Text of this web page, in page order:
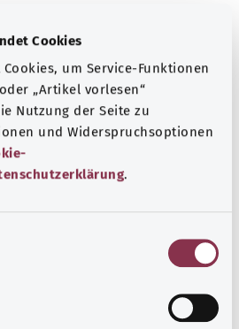
Cookies
um Service-Funktionen
„Artikel vorlesen“
Nutzung der Seite zu
und Widerspruchsoptionen
.
and OPS codes are provided by
“Was hab’ ich?”
behalf of the Federal Ministry of